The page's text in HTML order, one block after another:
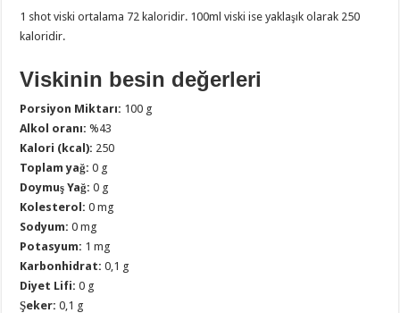
1 shot viski ortalama 72 kaloridir. 100ml viski ise yaklaşık olarak 250
kaloridir.
Viskinin besin değerleri
Porsiyon Miktarı: 100 g
Alkol oranı: %43
Kalori (kcal): 250
Toplam yağ: 0 g
Doymuş Yağ: 0 g
Kolesterol: 0 mg
Sodyum: 0 mg
Potasyum: 1 mg
Karbonhidrat: 0,1 g
Diyet Lifi: 0 g
Şeker: 0,1 g